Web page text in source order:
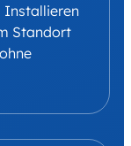
Installieren
Standort